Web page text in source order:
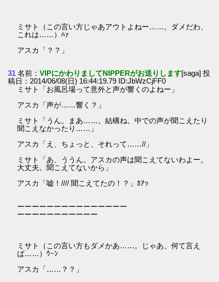
ミサト（この言い方じゃあアウトよねー……。ダメだわ、
これは……）ﾊｧ
アスカ「？？」
31 名前：VIPにかわりましてNIPPERがお送りします[saga] 投
稿日：2014/06/08(日) 16:44:19.79 ID:JbWzCjFF0
ミサト「お風呂場って意外と声が響くのよねー」
アスカ「声が……響く？」
ミサト「うん。まあ……。結構ね。中での声が聞こえたり
聞こえなかったり……」
アスカ「え、ちょっと、それって……//」
ミサト「あ、ううん。アスカの声は聞こえてないわよー。
大丈夫。聞こえてないから」
アスカ「嘘！//// 聞こえてたの！？」ｶｱｯ
ーーーーーーーーーーーーーーー
ーーーーーーーーーーー
ミサト（この言い方もダメかあ……。じゃあ、何て言え
ば……）ｳｰﾝ
アスカ「……？？」